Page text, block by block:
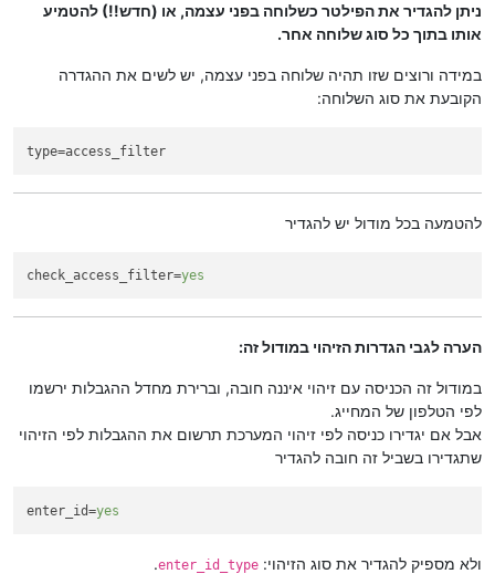
ניתן להגדיר את הפילטר כשלוחה בפני עצמה, או (חדש!!) להטמיע
אותו בתוך כל סוג שלוחה אחר.
במידה ורוצים שזו תהיה שלוחה בפני עצמה, יש לשים את ההגדרה
הקובעת את סוג השלוחה:
type=access_filter
להטמעה בכל מודול יש להגדיר
check_access_filter=yes
הערה לגבי הגדרות הזיהוי במודול זה:
במודול זה הכניסה עם זיהוי איננה חובה, וברירת מחדל ההגבלות ירשמו
לפי הטלפון של המחייג.
אבל אם יגדירו כניסה לפי זיהוי המערכת תרשום את ההגבלות לפי הזיהוי
שתגדירו בשביל זה חובה להגדיר
enter_id=yes
ולא מספיק להגדיר את סוג הזיהוי: enter_id_type
.